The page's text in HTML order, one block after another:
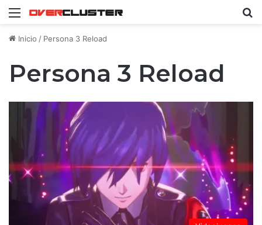
Menú
Inicio / Persona 3 Reload
Persona 3 Reload